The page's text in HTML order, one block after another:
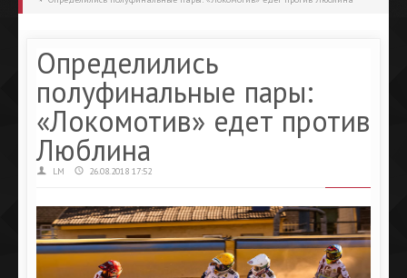
Определились
полуфинальные пары:
«Локомотив» едет против
Люблина
LM 26.08.2018 17:52